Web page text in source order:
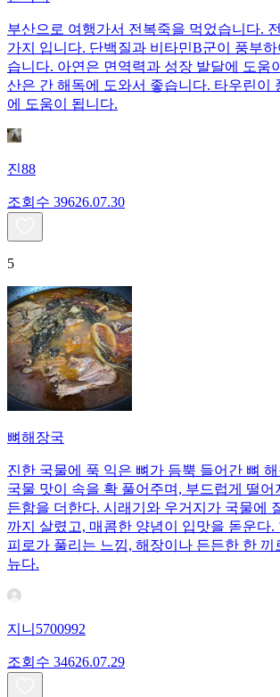
부산으로 여행가서 전복죽을 먹었습니다.
가지 입니다. 단백질과 비타민B군이 풍부
습니다. 아연은 면역력과 성장 발달에 도움
산은 간 해독에 도와서 좋습니다. 타우린이
에 도움이 됩니다.
진88
조회수 39626.07.30
5
뼈해장국
진한 국물에 푹 익은 뼈가 듬뿍 들어간 뼈
국물 맛이 속을 확 풀어주며, 부드럽게 떨어
든함을 더한다. 시래기와 우거지가 국물에
까지 살렸고, 매콤한 양념이 입맛을 돋운다.
피로가 풀리는 느낌, 해장이나 든든한 한 끼
뉴다.
지니5700992
조회수 34626.07.29